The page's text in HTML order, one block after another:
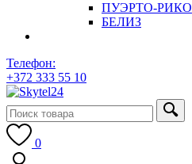
ПУЭРТО-РИКО
БЕЛИЗ
Телефон:
+372 333 55 10
0